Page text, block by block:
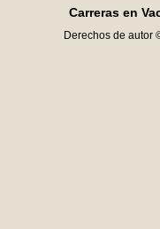
Carreras en
Derechos de autor